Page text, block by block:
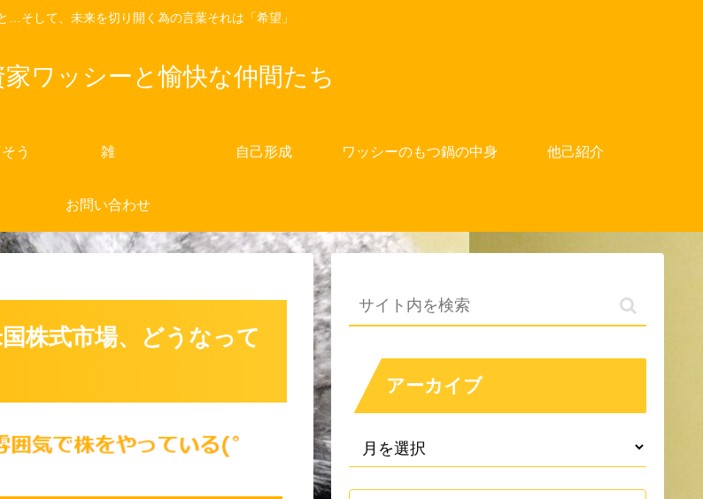
…そして、未来を切り開く為の言葉それは「希望」
ワッシーと愉快な仲間たち
う 雑 自己形成 ワッシーのもつ鍋の中身 他己紹介
お問い合わせ
株式市場、どうなって
アーカイブ